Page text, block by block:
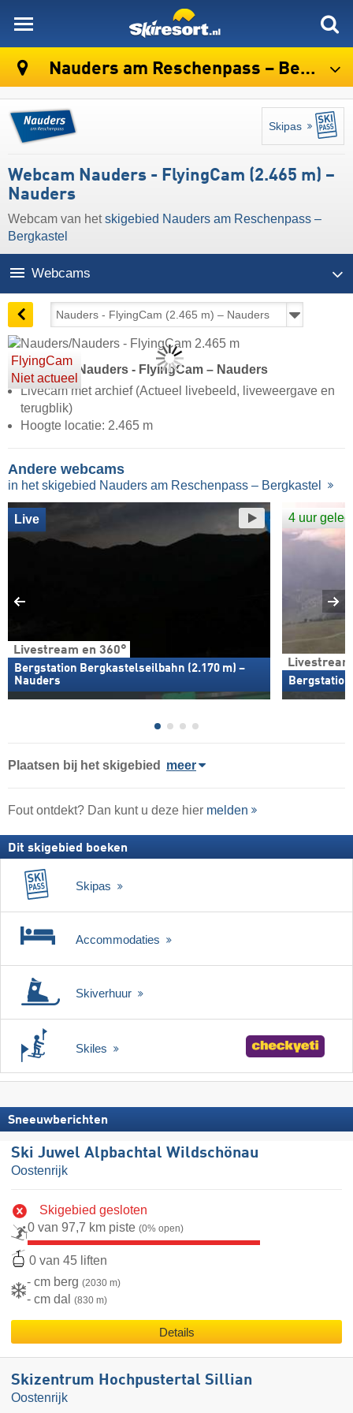
Nauders am Reschenpass – Bergkastel
Skipas
Webcam Nauders - FlyingCam (2.465 m) –
Nauders
Webcam van hetskigebied Nauders am Reschenpass –
Bergkastel
Webcams
FlyingCam
Niet actueel
Livestream Nauders - FlyingCam – Nauders
Livecam met archief (Actueel livebeeld, liveweergave en
terugblik)
Hoogte locatie: 2.465 m
Andere webcams
in het skigebied Nauders am Reschenpass – Bergkastel
Livestream en 360°
Bergstation Bergkastelseilbahn (2.170 m) –
Nauders
Live 4 uur
Plaatsen bij het skigebied meer
Fout ontdekt? Dan kunt u deze hier melden
Dit skigebied boeken
Skipas
Accommodaties
Skiverhuur
Skiles
Sneeuwberichten
Ski Juwel Alpbachtal Wildschönau
Oostenrijk
Skigebied gesloten
0 van 97,7 km piste (0% open)
0 van 45 liften
- cm berg (2030 m)
- cm dal (830 m)
Details
Skizentrum Hochpustertal Sillian
Oostenrijk